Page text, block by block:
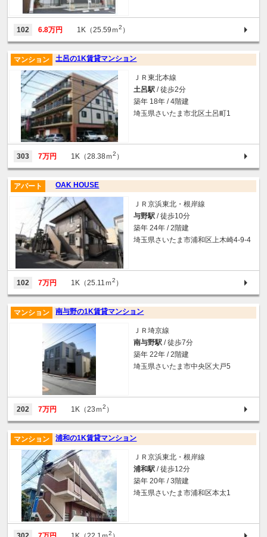
102 6.8万円 1K（25.59ｍ2 ）
土呂の1K賃貸マンション
マンション
ＪＲ東北本線
土呂駅 / 徒歩2分
築年 18年 / 4階建
埼玉県さいたま市北区土呂町1
303 7万円 1K（28.38ｍ2 ）
OAK HOUSE
アパート
ＪＲ京浜東北・根岸線
与野駅 / 徒歩10分
築年 24年 / 2階建
埼玉県さいたま市浦和区上木崎4-9-4
102 7万円 1K（25.11ｍ2 ）
南与野の1K賃貸マンション
マンション
ＪＲ埼京線
南与野駅 / 徒歩7分
築年 22年 / 2階建
埼玉県さいたま市中央区大戸5
202 7万円 1K（23ｍ2 ）
浦和の1K賃貸マンション
マンション
ＪＲ京浜東北・根岸線
浦和駅 / 徒歩12分
築年 20年 / 3階建
埼玉県さいたま市浦和区本太1
2